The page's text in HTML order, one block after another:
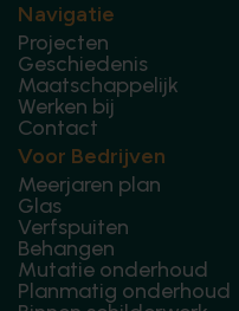
Navigatie
Projecten
Geschiedenis
Maatschappelijk
Werken bij
Contact
Voor Bedrijven
Meerjaren plan
Glas
Verfspuiten
Behangen
Mutatie onderhoud
Planmatig onderhoud